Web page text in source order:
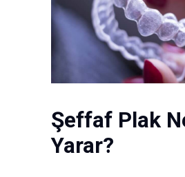
Şeffaf Plak
Yarar?